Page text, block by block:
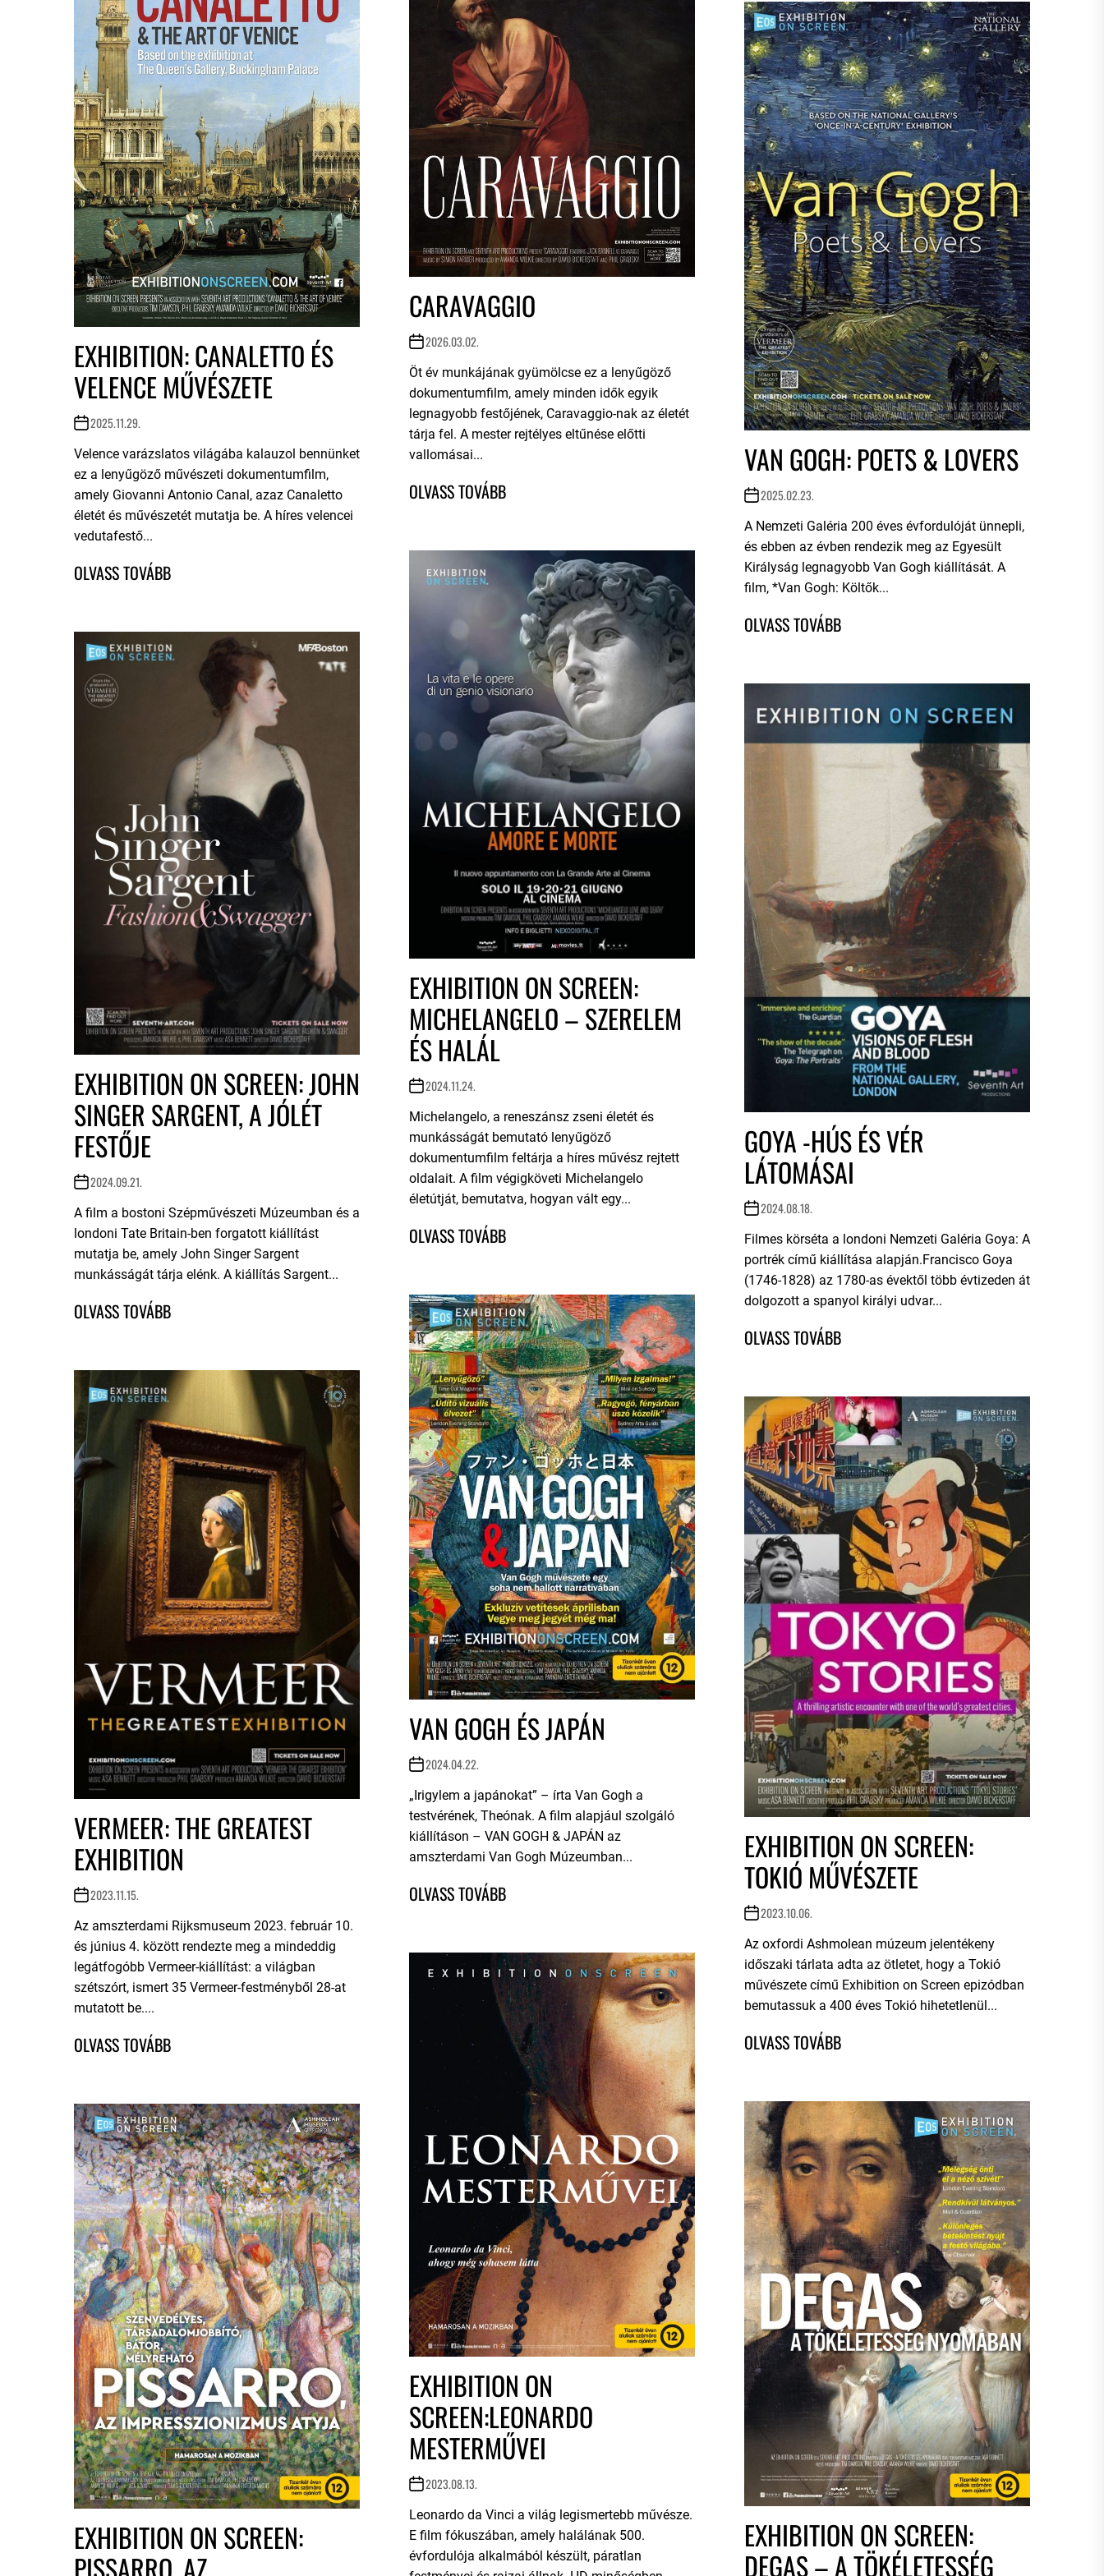
CARAVAGGIO
2026.03.02.
Öt év munkájának gyümölcse ez a lenyűgöző
dokumentumfilm, amely minden idők egyik
legnagyobb festőjének, Caravaggio-nak az életét
tárja fel. A mester rejtélyes eltűnése előtti
vallomásai...
EXHIBITION: CANALETTO ÉS
VELENCE MŰVÉSZETE
2025.11.29.
Velence varázslatos világába kalauzol bennünket
ez a lenyűgöző művészeti dokumentumfilm,
amely Giovanni Antonio Canal, azaz Canaletto
életét és művészetét mutatja be. A híres velencei
vedutafestő...
VAN GOGH: POETS & LOVERS
2025.02.23.
A Nemzeti Galéria 200 éves évfordulóját ünnepli,
és ebben az évben rendezik meg az Egyesült
Királyság legnagyobb Van Gogh kiállítását. A
film, *Van Gogh: Költők...
EXHIBITION ON SCREEN:
MICHELANGELO – SZERELEM
ÉS HALÁL
2024.11.24.
Michelangelo, a reneszánsz zseni életét és
munkásságát bemutató lenyűgöző
dokumentumfilm feltárja a híres művész rejtett
oldalait. A film végigköveti Michelangelo
életútját, bemutatva, hogyan vált egy...
EXHIBITION ON SCREEN: JOHN
SINGER SARGENT, A JÓLÉT
FESTŐJE
2024.09.21.
A film a bostoni Szépművészeti Múzeumban és a
londoni Tate Britain-ben forgatott kiállítást
mutatja be, amely John Singer Sargent
munkásságát tárja elénk. A kiállítás Sargent...
GOYA -HÚS ÉS VÉR
LÁTOMÁSAI
2024.08.18.
Filmes körséta a londoni Nemzeti Galéria Goya: A
portrék című kiállítása alapján.Francisco Goya
(1746-1828) az 1780-as évektől több évtizeden át
dolgozott a spanyol királyi udvar...
VAN GOGH ÉS JAPÁN
2024.04.22.
„Irigylem a japánokat” – írta Van Gogh a
testvérének, Theónak. A film alapjául szolgáló
kiállításon – VAN GOGH & JAPÁN az
amszterdami Van Gogh Múzeumban...
VERMEER: THE GREATEST
EXHIBITION
2023.11.15.
Az amszterdami Rijksmuseum 2023. február 10.
és június 4. között rendezte meg a mindeddig
legátfogóbb Vermeer-kiállítást: a világban
szétszórt, ismert 35 Vermeer-festményből 28-at
mutatott be....
EXHIBITION ON SCREEN:
TOKIÓ MŰVÉSZETE
2023.10.06.
Az oxfordi Ashmolean múzeum jelentékeny
időszaki tárlata adta az ötletet, hogy a Tokió
művészete című Exhibition on Screen epizódban
bemutassuk a 400 éves Tokió hihetetlenül...
EXHIBITION ON
SCREEN:LEONARDO
MESTERMŰVEI
2023.08.13.
Leonardo da Vinci a világ legismertebb művésze.
E film fókuszában, amely halálának 500.
évfordulója alkalmából készült, páratlan
EXHIBITION ON SCREEN:
DEGAS – A TÖKÉLETESSÉG
EXHIBITION ON SCREEN:
PISSARRO, AZ